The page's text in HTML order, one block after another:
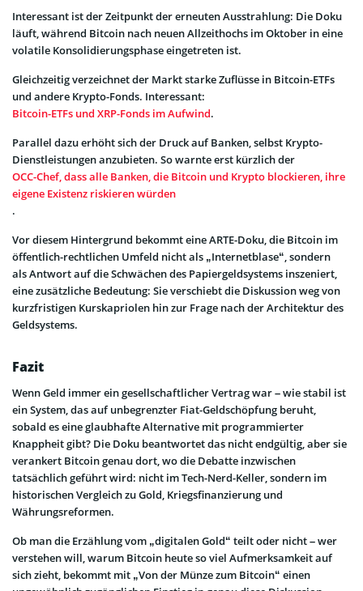
Interessant ist der Zeitpunkt der erneuten Ausstrahlung: Die Doku
läuft, während Bitcoin nach neuen Allzeithochs im Oktober in eine
volatile Konsolidierungsphase eingetreten ist.
Gleichzeitig verzeichnet der Markt starke Zuflüsse in Bitcoin-ETFs
und andere Krypto-Fonds. Interessant:
Bitcoin-ETFs und XRP-Fonds im Aufwind.
Parallel dazu erhöht sich der Druck auf Banken, selbst Krypto-
Dienstleistungen anzubieten. So warnte erst kürzlich der
OCC-Chef, dass alle Banken, die Bitcoin und Krypto blockieren, ihre
eigene Existenz riskieren würden
.
Vor diesem Hintergrund bekommt eine ARTE-Doku, die Bitcoin im
öffentlich-rechtlichen Umfeld nicht als „Internetblase“, sondern
als Antwort auf die Schwächen des Papiergeldsystems inszeniert,
eine zusätzliche Bedeutung: Sie verschiebt die Diskussion weg von
kurzfristigen Kurskapriolen hin zur Frage nach der Architektur des
Geldsystems.
Fazit
Wenn Geld immer ein gesellschaftlicher Vertrag war – wie stabil ist
ein System, das auf unbegrenzter Fiat-Geldschöpfung beruht,
sobald es eine glaubhafte Alternative mit programmierter
Knappheit gibt? Die Doku beantwortet das nicht endgültig, aber sie
verankert Bitcoin genau dort, wo die Debatte inzwischen
tatsächlich geführt wird: nicht im Tech-Nerd-Keller, sondern im
historischen Vergleich zu Gold, Kriegsfinanzierung und
Währungsreformen.
Ob man die Erzählung vom „digitalen Gold“ teilt oder nicht – wer
verstehen will, warum Bitcoin heute so viel Aufmerksamkeit auf
sich zieht, bekommt mit „Von der Münze zum Bitcoin“ einen